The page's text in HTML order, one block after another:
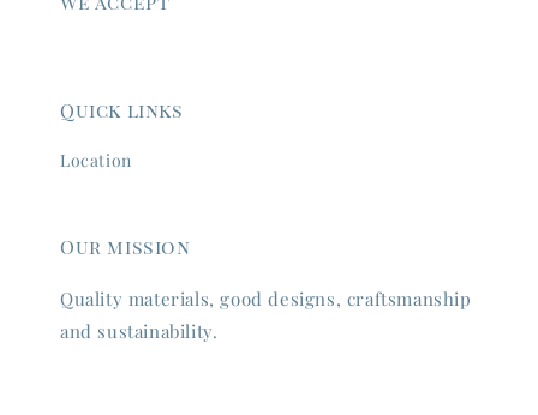
Quick links
Location
Our mission
Quality materials, good designs, craftsmanship
and sustainability.